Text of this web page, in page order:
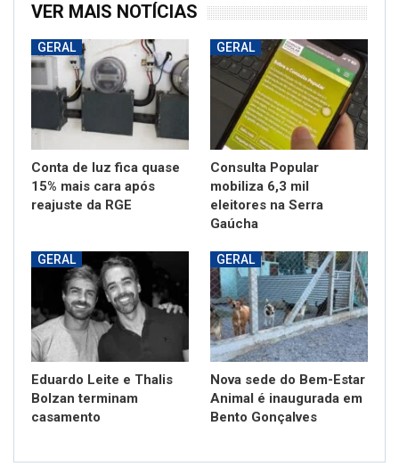
VER MAIS NOTÍCIAS
GERAL
Conta de luz fica quase
15% mais cara após
reajuste da RGE
GERAL
Consulta Popular
mobiliza 6,3 mil
eleitores na Serra
Gaúcha
GERAL
Eduardo Leite e Thalis
Bolzan terminam
casamento
GERAL
Nova sede do Bem-Estar
Animal é inaugurada em
Bento Gonçalves